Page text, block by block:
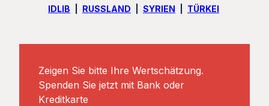
IDLIB RUSSLAND SYRIEN TÜRKEI
Zeigen Sie bitte Ihre Wertschätzung.
Spenden Sie jetzt mit Bank oder
Kreditkarte